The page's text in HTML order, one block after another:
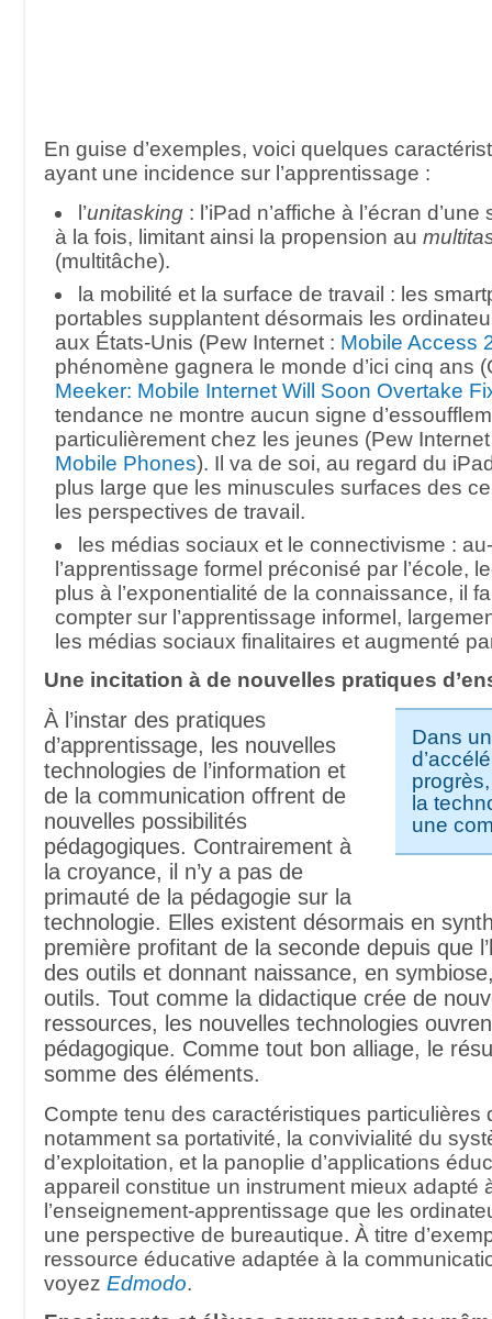
En guise d’exemples, voici quelques
ayant une incidence sur l’apprentissage :
l’unitasking: l’iPad n’affiche à l’écran
à la fois, limitant ainsi la propension au
(multitâche).
la mobilité et la surface de travail : les
portables supplantent désormais les
aux États-Unis (Pew Internet : Mobile Access
phénomène gagnera le monde d’ici cinq ans
Meeker: Mobile Internet Will Soon Overtake
tendance ne montre aucun signe
particulièrement chez les jeunes (Pew
Mobile Phones). Il va de soi, au regard du
plus large que les minuscules surfaces des
les perspectives de travail.
les médias sociaux et le connectivisme :
l’apprentissage formel préconisé par l’école,
plus à l’exponentialité de la connaissance, il
compter sur l’apprentissage informel,
les médias sociaux finalitaires et augmenté
Une incitation à de nouvelles pratiques
Dans
la
une
À l’instar des pratiques
d’apprentissage, les nouvelles
technologies de l’information et
de la communication offrent de
nouvelles possibilités
pédagogiques. Contrairement à
la croyance, il n’y a pas de
primauté de la pédagogie sur la
technologie. Elles existent désormais en
première profitant de la seconde depuis que
des outils et donnant naissance, en
outils. Tout comme la didactique crée de
ressources, les nouvelles technologies
pédagogique. Comme tout bon alliage, le
somme des éléments.
Compte tenu des caractéristiques particulières
notamment sa portativité, la convivialité du
d’exploitation, et la panoplie d’applications
appareil constitue un instrument mieux adapté
l’enseignement-apprentissage que les
une perspective de bureautique. À titre
ressource éducative adaptée à la
voyez Edmodo.